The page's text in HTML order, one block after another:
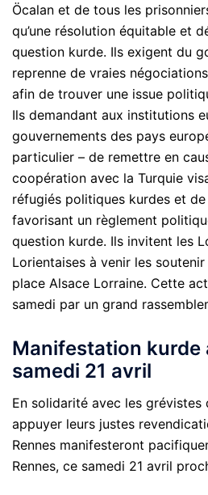
Öcalan et de tous les
qu’une résolution équitable et
question kurde. Ils exigent du
reprenne de vraies
afin de trouver une issue
Ils demandant aux institutions
gouvernements des pays
particulier – de remettre en
coopération avec la Turquie
réfugiés politiques kurdes et
favorisant un règlement
question kurde. Ils invitent les
Lorientaises à venir les
place Alsace Lorraine. Cette
samedi par un grand
Manifestation kurde
samedi 21 avril
En solidarité avec les
appuyer leurs justes
Rennes manifesteront
Rennes, ce samedi 21 avril